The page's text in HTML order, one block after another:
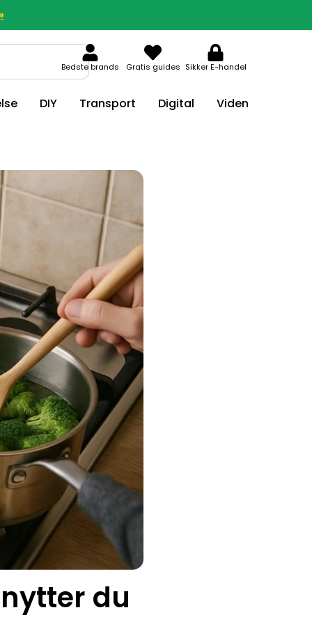
Bedste brands Gratis guides Sikker E-handel
DIY Transport Digital Viden
du